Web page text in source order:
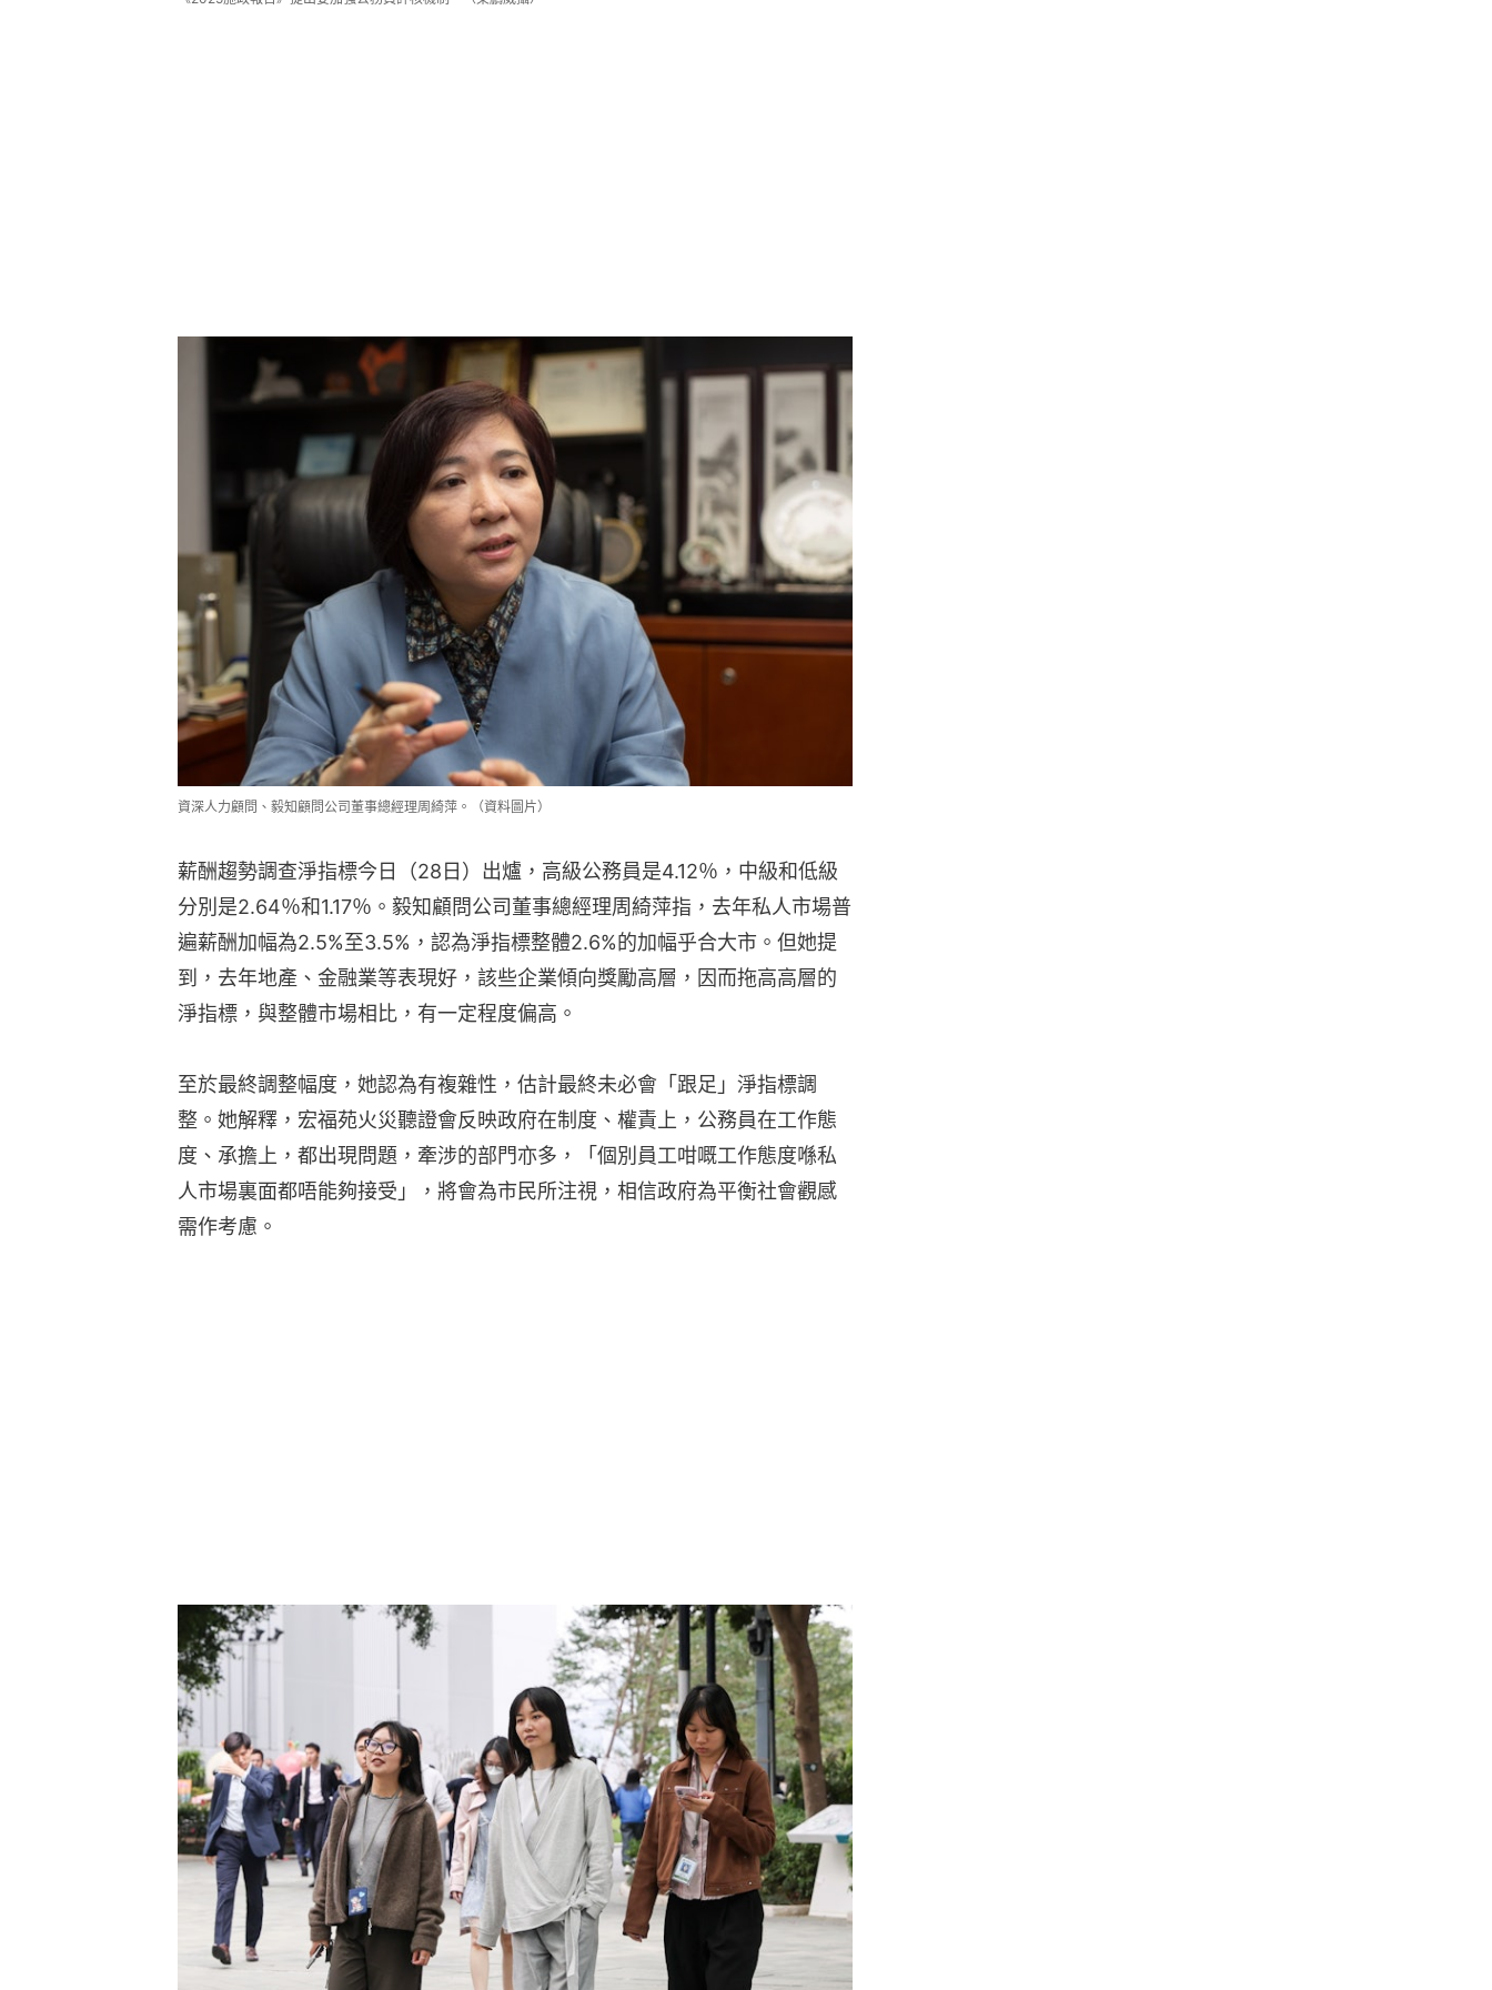
資深人力顧問、毅知顧問公司董事總經理周綺萍。（資料圖片）
薪酬趨勢調查淨指標今日（28日）出爐，高級公務員是4.12％，中級和低級
分別是2.64％和1.17％。毅知顧問公司董事總經理周綺萍指，去年私人市場普
遍薪酬加幅為2.5%至3.5%，認為淨指標整體2.6%的加幅乎合大市。但她提
到，去年地產、金融業等表現好，該些企業傾向獎勵高層，因而拖高高層的
淨指標，與整體市場相比，有一定程度偏高。
至於最終調整幅度，她認為有複雜性，估計最終未必會「跟足」淨指標調
整。她解釋，宏福苑火災聽證會反映政府在制度、權責上，公務員在工作態
度、承擔上，都出現問題，牽涉的部門亦多，「個別員工咁嘅工作態度喺私
人市場裏面都唔能夠接受」，將會為市民所注視，相信政府為平衡社會觀感
需作考慮。